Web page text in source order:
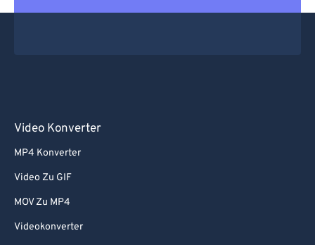
Video Konverter
MP4 Konverter
Video Zu GIF
MOV Zu MP4
Videokonverter